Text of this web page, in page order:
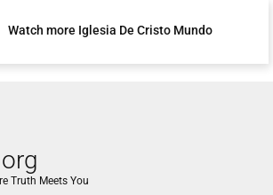
Watch more Iglesia De Cristo Mundo
Truth Meets You